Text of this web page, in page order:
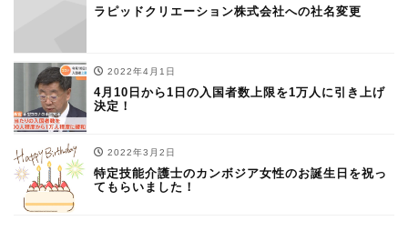
ラピッドクリエーション株式会社への社名変更
2022年4月1日
4月10日から1日の入国者数上限を1万人に引き上げ
決定！
2022年3月2日
特定技能介護士のカンボジア女性のお誕生日を祝っ
てもらいました！